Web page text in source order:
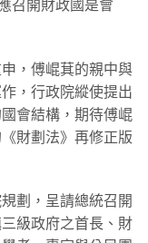
召開財政國是會
，傅崐萁的親中與
，行政院縱使提出
會結構，期待傅崐
財劃法》再修正版
劃，呈請總統召開
級政府之首長、財